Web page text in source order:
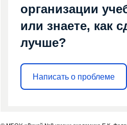
организации
или знаете, как
лучше?
Написать о проблеме